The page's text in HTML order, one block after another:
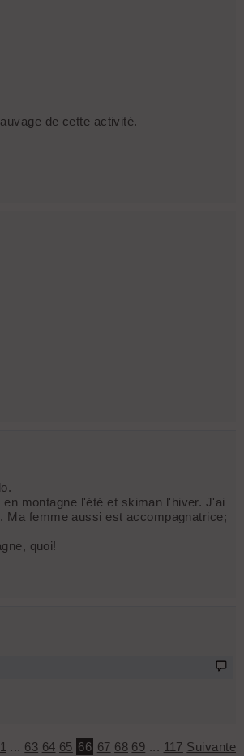
de cette activité.
montagne l'été et skiman l'hiver. J'ai
Ma femme aussi est accompagnatrice;
quoi!
1 ... 63 64 65 66 67 68 69 ... 117 Suivante